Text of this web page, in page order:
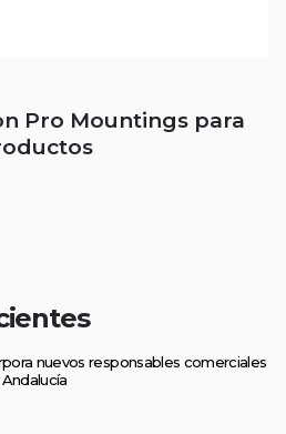
Pro Mountings para
nuevos responsables comerciales